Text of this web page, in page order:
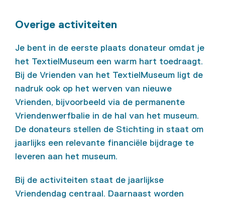
Overige activiteiten
Je bent in de eerste plaats donateur omdat je
het TextielMuseum een warm hart toedraagt.
Bij de Vrienden van het TextielMuseum ligt de
nadruk ook op het werven van nieuwe
Vrienden, bijvoorbeeld via de permanente
Vriendenwerfbalie in de hal van het museum.
De donateurs stellen de Stichting in staat om
jaarlijks een relevante financiële bijdrage te
leveren aan het museum.
Bij de activiteiten staat de jaarlijkse
Vriendendag centraal. Daarnaast worden